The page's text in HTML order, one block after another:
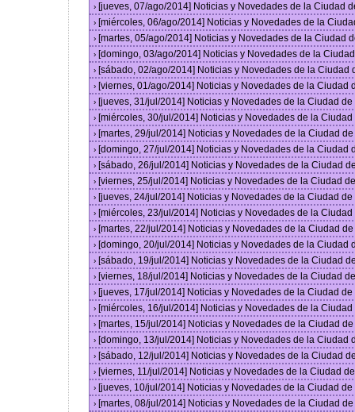
› [jueves, 07/ago/2014] Noticias y Novedades de la Ciudad
› [miércoles, 06/ago/2014] Noticias y Novedades de la
› [martes, 05/ago/2014] Noticias y Novedades de la Ciudad
› [domingo, 03/ago/2014] Noticias y Novedades de la
› [sábado, 02/ago/2014] Noticias y Novedades de la Ciudad
› [viernes, 01/ago/2014] Noticias y Novedades de la Ciudad
› [jueves, 31/jul/2014] Noticias y Novedades de la Ciudad
› [miércoles, 30/jul/2014] Noticias y Novedades de la
› [martes, 29/jul/2014] Noticias y Novedades de la Ciudad
› [domingo, 27/jul/2014] Noticias y Novedades de la Ciudad
› [sábado, 26/jul/2014] Noticias y Novedades de la Ciudad
› [viernes, 25/jul/2014] Noticias y Novedades de la Ciudad
› [jueves, 24/jul/2014] Noticias y Novedades de la Ciudad
› [miércoles, 23/jul/2014] Noticias y Novedades de la
› [martes, 22/jul/2014] Noticias y Novedades de la Ciudad
› [domingo, 20/jul/2014] Noticias y Novedades de la Ciudad
› [sábado, 19/jul/2014] Noticias y Novedades de la Ciudad
› [viernes, 18/jul/2014] Noticias y Novedades de la Ciudad
› [jueves, 17/jul/2014] Noticias y Novedades de la Ciudad
› [miércoles, 16/jul/2014] Noticias y Novedades de la
› [martes, 15/jul/2014] Noticias y Novedades de la Ciudad
› [domingo, 13/jul/2014] Noticias y Novedades de la Ciudad
› [sábado, 12/jul/2014] Noticias y Novedades de la Ciudad
› [viernes, 11/jul/2014] Noticias y Novedades de la Ciudad
› [jueves, 10/jul/2014] Noticias y Novedades de la Ciudad
› [martes, 08/jul/2014] Noticias y Novedades de la Ciudad